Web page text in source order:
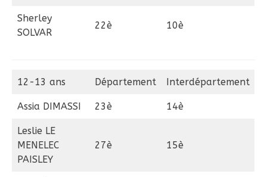
Sherley
SOLVAR
22è 10è
12-13 ans Département Interdépartement
Assia DIMASSI 23è 14è
Leslie LE
MENELEC
PAISLEY
27è 15è